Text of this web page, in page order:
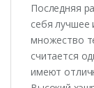
Последняя
себя лучшее
множество
считается
имеют